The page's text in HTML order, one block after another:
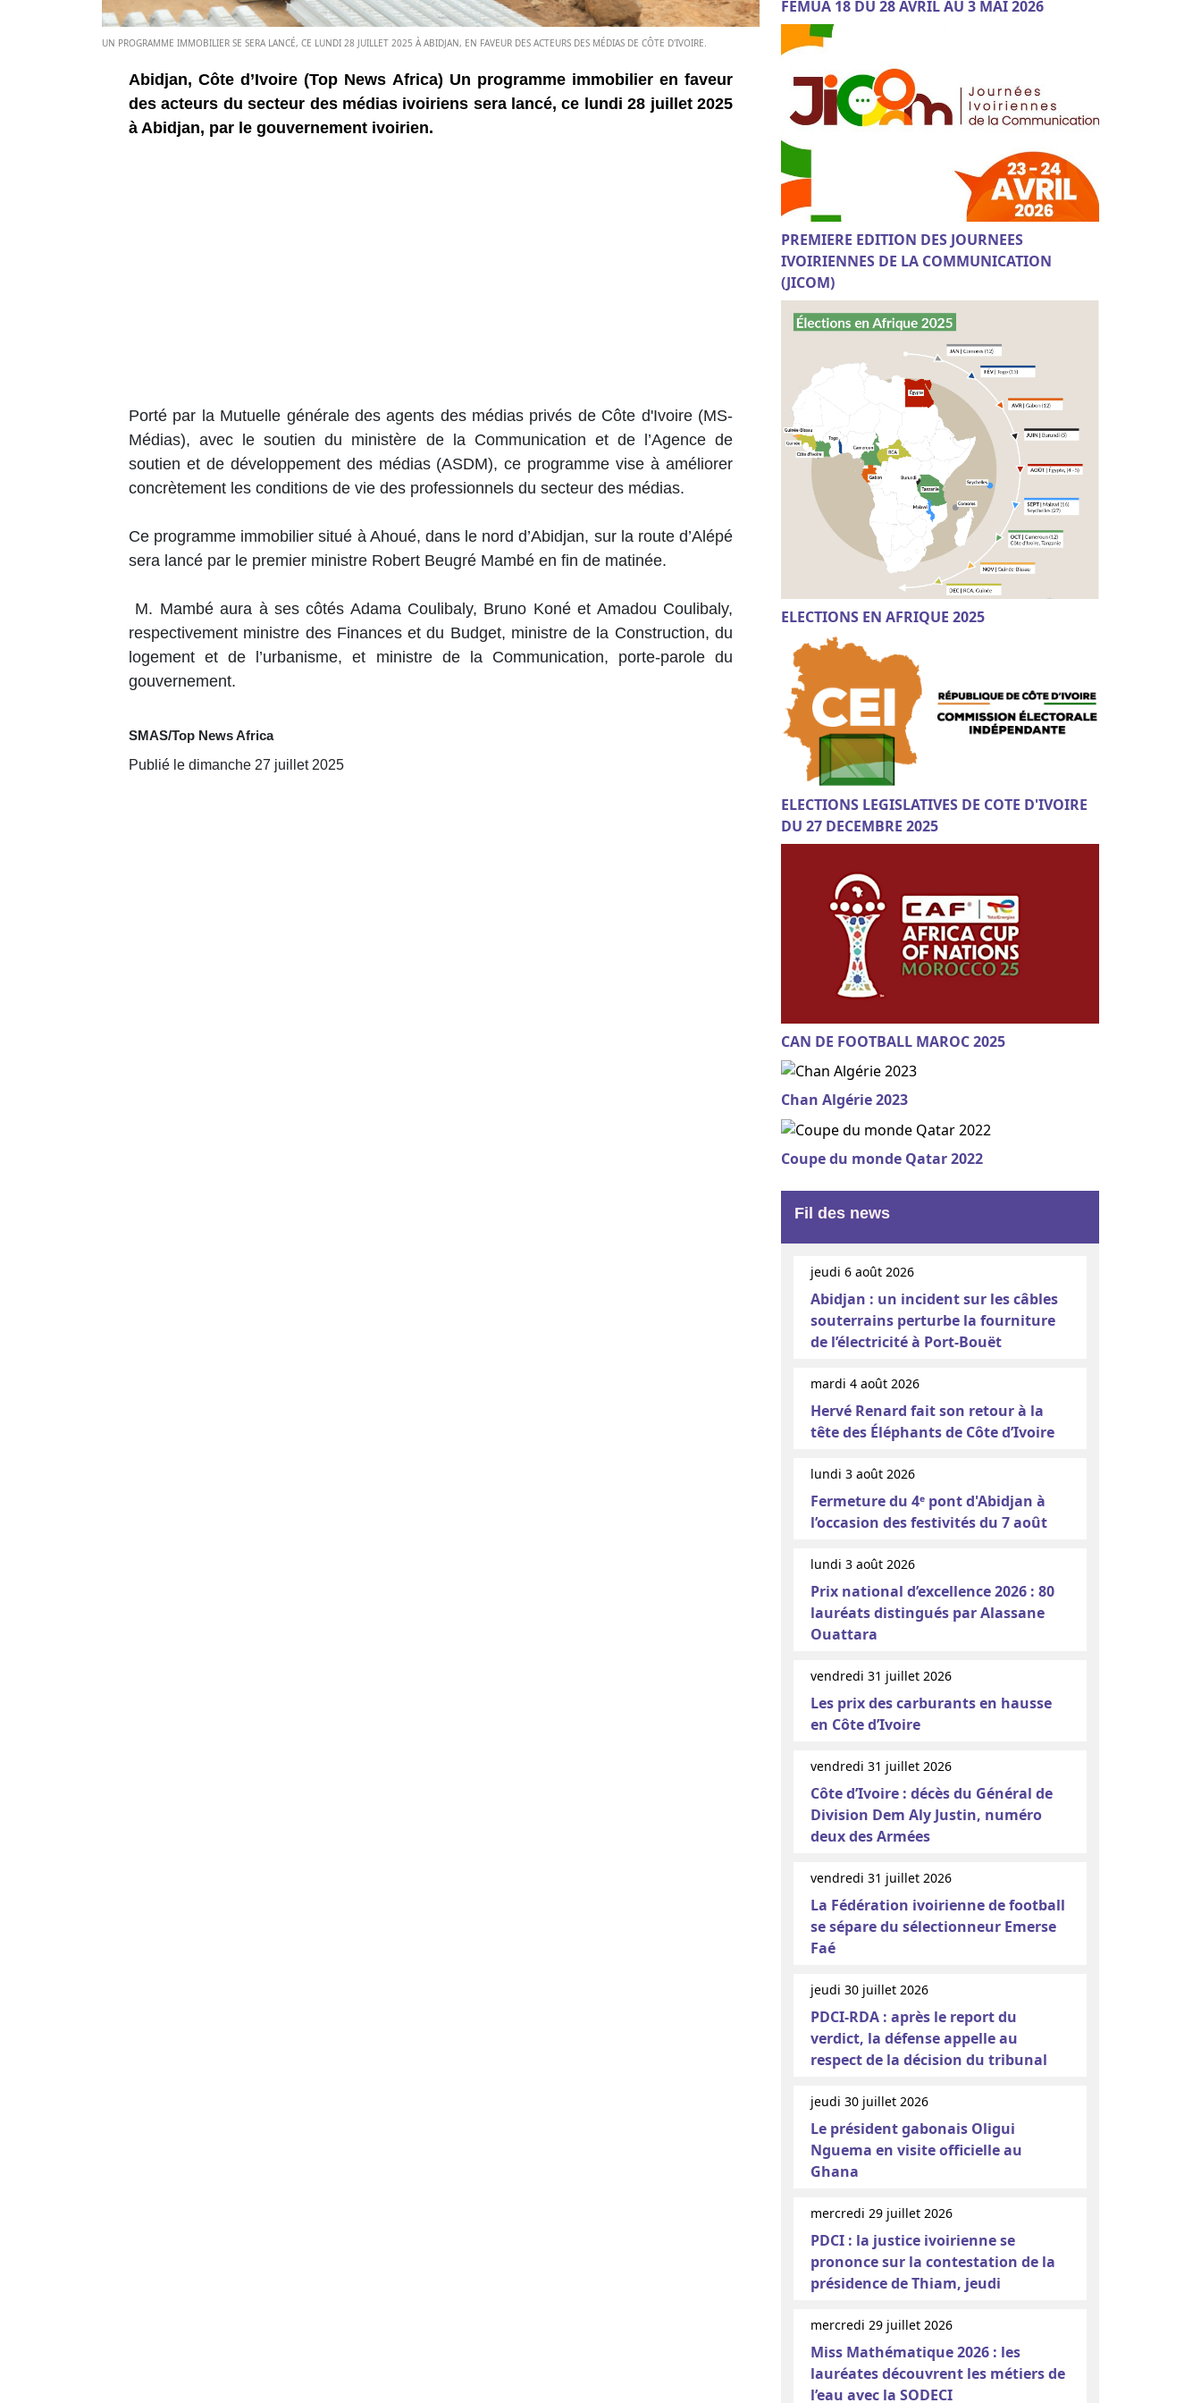
UN PROGRAMME IMMOBILIER SE SERA LANCÉ, CE LUNDI 28 JUILLET 2025 À ABIDJAN, EN FAVEUR DES ACTEURS DES MÉDIAS DE CÔTE D'IVOIRE.
Abidjan, Côte d’Ivoire (Top News Africa) Un programme immobilier en faveur
des acteurs du secteur des médias ivoiriens sera lancé, ce lundi 28 juillet 2025
à Abidjan, par le gouvernement ivoirien.
Porté par la Mutuelle générale des agents des médias privés de Côte d'Ivoire (MS-
Médias), avec le soutien du ministère de la Communication et de l’Agence de
soutien et de développement des médias (ASDM), ce programme vise à améliorer
concrètement les conditions de vie des professionnels du secteur des médias.
Ce programme immobilier situé à Ahoué, dans le nord d’Abidjan, sur la route d’Alépé
sera lancé par le premier ministre Robert Beugré Mambé en fin de matinée.
M. Mambé aura à ses côtés Adama Coulibaly, Bruno Koné et Amadou Coulibaly,
respectivement ministre des Finances et du Budget, ministre de la Construction, du
logement et de l’urbanisme, et ministre de la Communication, porte-parole du
gouvernement.
SMAS/Top News Africa
Publié le dimanche 27 juillet 2025
FEMUA 18 DU 28 AVRIL AU 3 MAI 2026
PREMIERE EDITION DES JOURNEES
IVOIRIENNES DE LA COMMUNICATION
(JICOM)
ELECTIONS EN AFRIQUE 2025
ELECTIONS LEGISLATIVES DE COTE D'IVOIRE
DU 27 DECEMBRE 2025
CAN DE FOOTBALL MAROC 2025
Chan Algérie 2023
Coupe du monde Qatar 2022
Fil des news
jeudi 6 août 2026
Abidjan : un incident sur les câbles
souterrains perturbe la fourniture
de l’électricité à Port-Bouët
mardi 4 août 2026
Hervé Renard fait son retour à la
tête des Éléphants de Côte d’Ivoire
lundi 3 août 2026
Fermeture du 4ᵉ pont d'Abidjan à
l’occasion des festivités du 7 août
lundi 3 août 2026
Prix national d’excellence 2026 : 80
lauréats distingués par Alassane
Ouattara
vendredi 31 juillet 2026
Les prix des carburants en hausse
en Côte d’Ivoire
vendredi 31 juillet 2026
Côte d’Ivoire : décès du Général de
Division Dem Aly Justin, numéro
deux des Armées
vendredi 31 juillet 2026
La Fédération ivoirienne de football
se sépare du sélectionneur Emerse
Faé
jeudi 30 juillet 2026
PDCI-RDA : après le report du
verdict, la défense appelle au
respect de la décision du tribunal
jeudi 30 juillet 2026
Le président gabonais Oligui
Nguema en visite officielle au
Ghana
mercredi 29 juillet 2026
PDCI : la justice ivoirienne se
prononce sur la contestation de la
présidence de Thiam, jeudi
mercredi 29 juillet 2026
Miss Mathématique 2026 : les
lauréates découvrent les métiers de
l’eau avec la SODECI